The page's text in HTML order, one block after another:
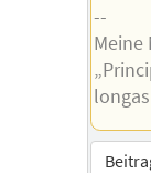
--
Meine